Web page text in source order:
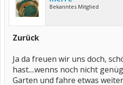
Bekanntes Mitglied
Zurück
Ja da freuen wir uns doch,
hast....wenns noch nicht
Garten und fahre etwas